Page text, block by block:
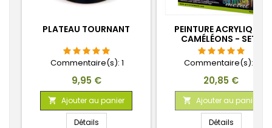
PLATEAU TOURNANT
Commentaire(s): 1
Prix
9,95 €
 Ajouter au panier
Détails
PEINTURE ACRYLIQUES
CAMÉLÉONS - SET 1
Commentaire(s):
Prix
20,85 €
 Ajouter au panier
Détails